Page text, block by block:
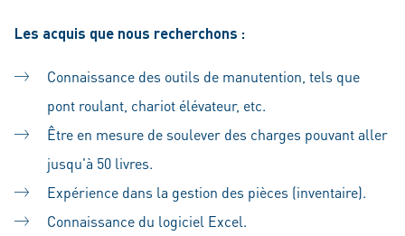
Les acquis que nous recherchons :
Connaissance des outils de manutention, tels que
pont roulant, chariot élévateur, etc.
Être en mesure de soulever des charges pouvant aller
jusqu'à 50 livres.
Expérience dans la gestion des pièces (inventaire).
Connaissance du logiciel Excel.